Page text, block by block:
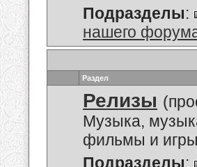
Подразделы:
нашего
Раздел
Релизы
Музыка,
фильмы и
Подразделы: